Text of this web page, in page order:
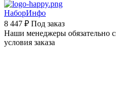
НаборИнфо
8 447 ₽ Под заказ
Наши менеджеры обязательно
условия заказа